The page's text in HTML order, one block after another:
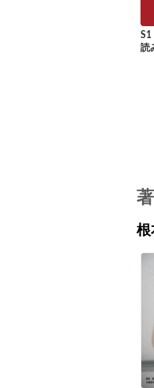
S1
読
根